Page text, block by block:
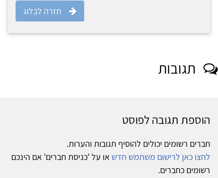
חזרה לבלוג
תגובות
הוספת תגובה לפוסט
חברים רשומים יכולים להוסיף תגובות והערות.
לחצו כאן לרישום משתמש חדש או על 'כניסת חברים' אם הינכם
רשומים כחברים.